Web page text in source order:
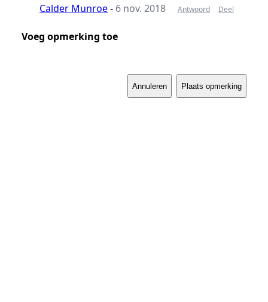
Calder Munroe- 6 nov. 2018 Antwoord Deel
Voeg opmerking toe
Annuleren Plaats opmerking